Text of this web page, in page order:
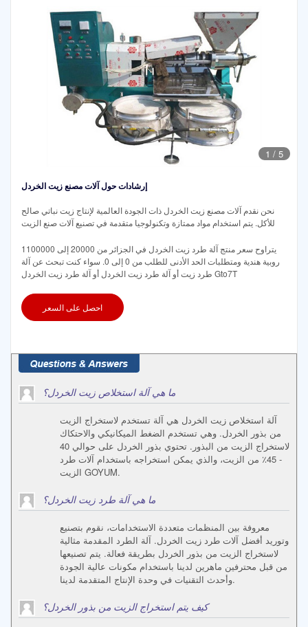
1 / 5
إرشادات حول آلات مصنع زيت الخردل
نحن نقدم آلات مصنع زيت الخردل ذات الجودة العالمية لإنتاج زيت نباتي صالح
للأكل. يتم استخدام مواد ممتازة وتكنولوجيا متقدمة في تصنيع آلات صنع الزيت
يتراوح سعر منتج آلة طرد زيت الخردل في الجزائر من 20000 إلى 1100000
روبية هندية ومتطلبات الحد الأدنى للطلب من 0 إلى 0. سواء كنت تبحث عن آلة
طرد زيت أو آلة طرد زيت الخردل أو آلة طرد زيت الخردل Gto7T
احصل على السعر
ما هي آلة استخلاص زيت الخردل؟
آلة استخلاص زيت الخردل هي آلة تستخدم لاستخراج الزيت
من بذور الخردل. وهي تستخدم الضغط الميكانيكي والاحتكاك
لاستخراج الزيت من البذور. تحتوي بذور الخردل على حوالي 40
- 45٪ من الزيت، والذي يمكن استخراجه باستخدام آلات طرد
الزيت GOYUM.
ما هي آلة طرد زيت الخردل؟
معروفة بين المنظمات متعددة الاستخدامات، نقوم بتصنيع
وتوريد أفضل آلات طرد زيت الخردل. آلة الطرد المقدمة مثالية
لاستخراج الزيت من بذور الخردل بطريقة فعالة. يتم تصنيعها
من قبل محترفين ماهرين لدينا باستخدام مكونات عالية الجودة
وأحدث التقنيات في وحدة الإنتاج المتقدمة لدينا.
كيف يتم استخراج الزيت من بذور الخردل؟